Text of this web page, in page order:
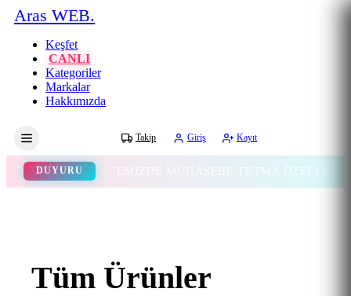
Aras WEB.
Keşfet
CANLI
Kategoriler
Markalar
Hakkımızda
Takip Giriş Kayıt
DUYURU
WEB SİTEMİZDE MUHASEBE TUTMA ÖZELLİĞİ
Tüm Ürünler